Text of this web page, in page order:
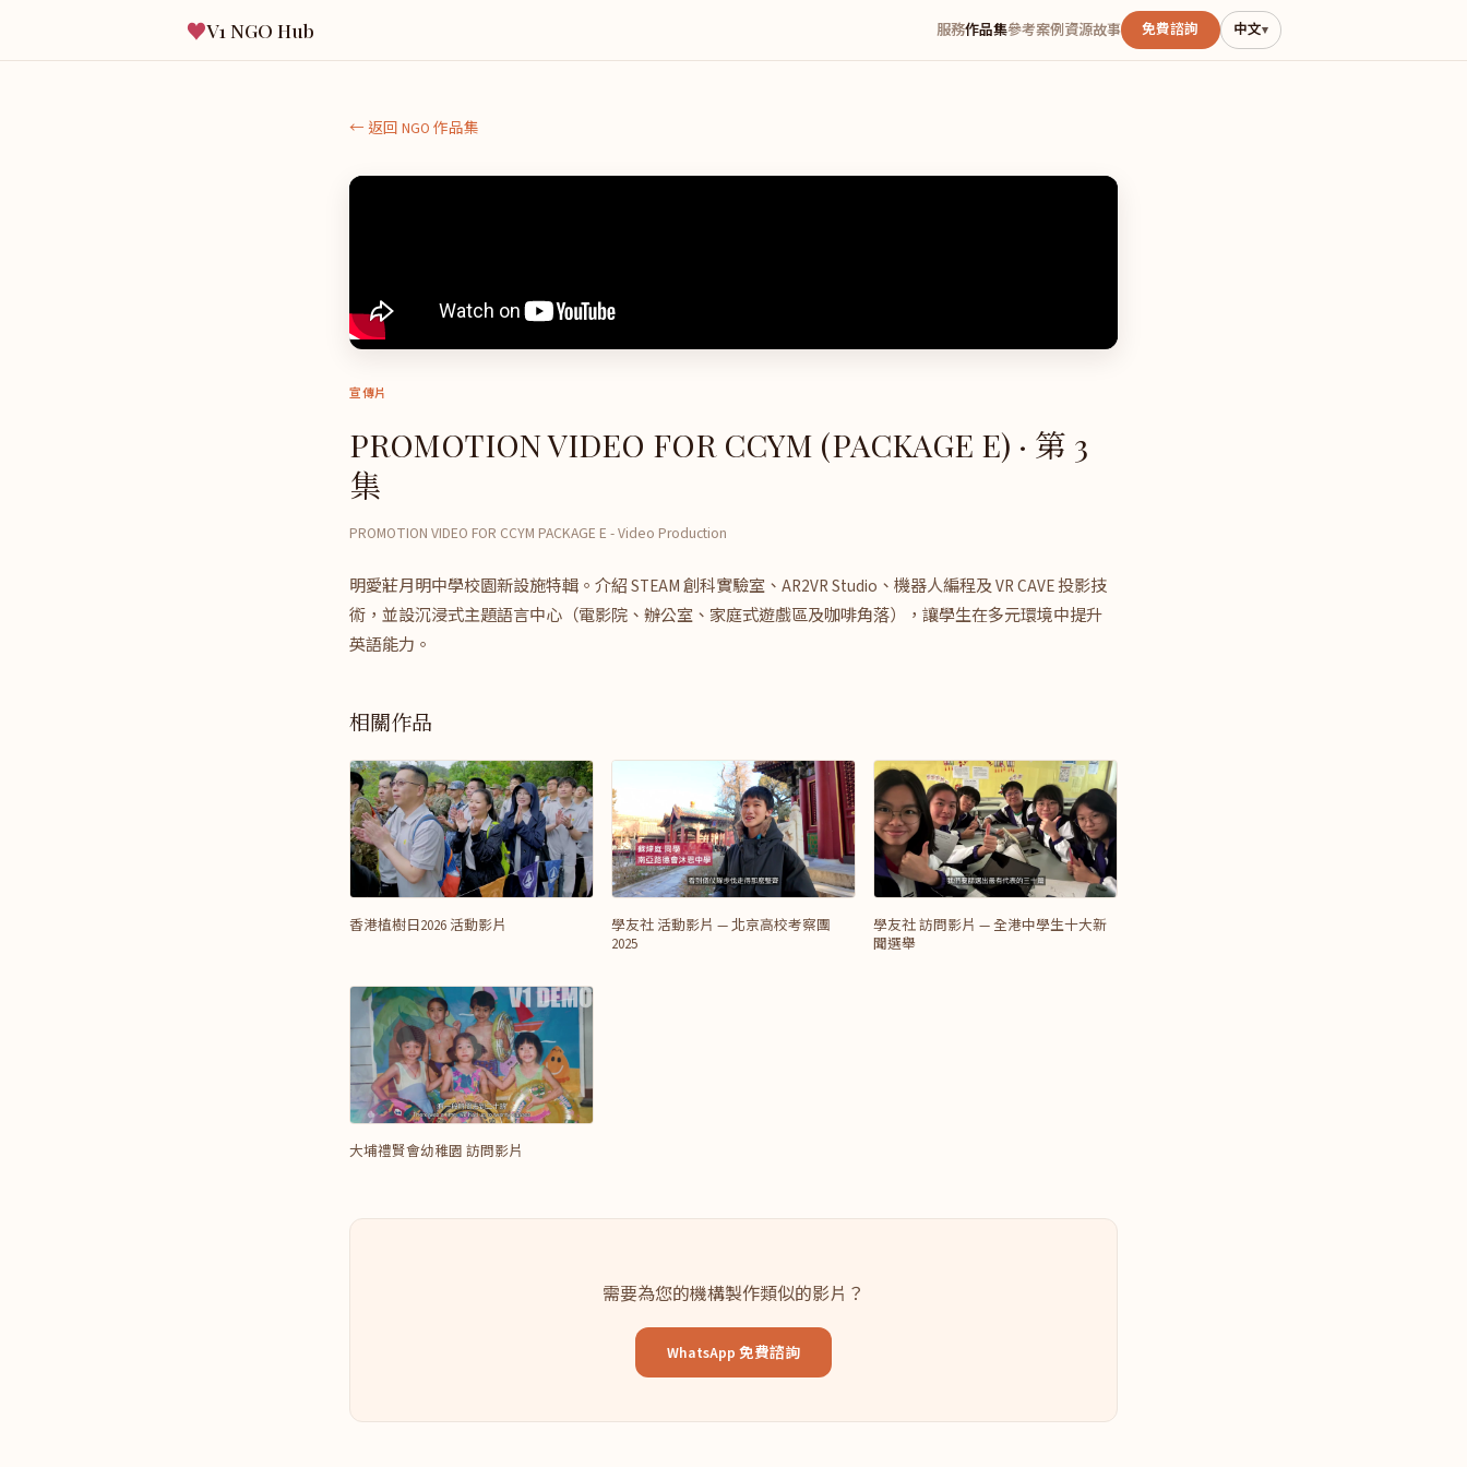
♥V1 NGO Hub 服務作品集參考案例資源故事 免費諮詢 中文▾
← 返回 NGO 作品集
宣傳片
PROMOTION VIDEO FOR CCYM (PACKAGE E) · 第 3
集
PROMOTION VIDEO FOR CCYM PACKAGE E - Video Production
明愛莊月明中學校園新設施特輯。介紹 STEAM 創科實驗室、AR2VR Studio、機器人編程及 VR CAVE 投影技
術，並設沉浸式主題語言中心（電影院、辦公室、家庭式遊戲區及咖啡角落），讓學生在多元環境中提升
英語能力。
相關作品
香港植樹日2026 活動影片
學友社 活動影片 — 北京高校考察團
2025
學友社 訪問影片 — 全港中學生十大新
聞選舉
大埔禮賢會幼稚園 訪問影片
需要為您的機構製作類似的影片？
WhatsApp 免費諮詢